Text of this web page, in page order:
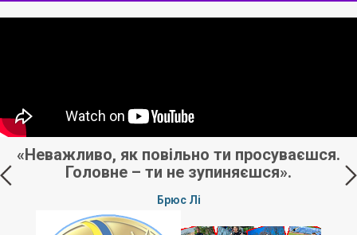
«Неважливо, як повільно ти просуваєшся.
Головне – ти не зупиняєшся».
Брюс Лі